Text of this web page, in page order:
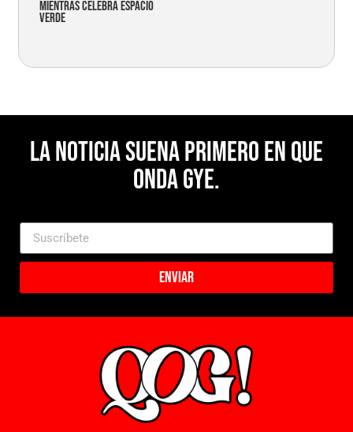
mientras celebra espacio
verde
La noticia suena primero en Que
Onda Gye.
Enviar